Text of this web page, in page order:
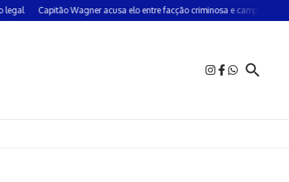
Capitão Wagner acusa elo entre facção criminosa e campanha do PT em